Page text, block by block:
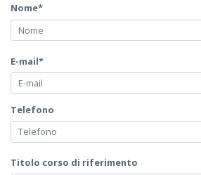
Nome*
E-mail*
Telefono
Titolo corso di riferimento